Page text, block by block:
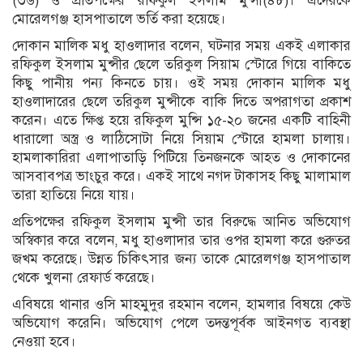
মোরেলগঞ্জ হাসপাতালে ভর্তি করা হয়েছে।
দোকান মালিক মধু হাওলাদার বলেন, ঘটনার সময় একই এলাকার
রফিকুল ইসলাম মুন্সীর ছেলে তরিকুল সিয়াম স্টোরে গিয়ে বাকিতে
কিছু পানীয় পন্য কিনতে চায়। ওই সময় দোকান মালিক মধু
হাওলাদারের ছেলে তরিকুল মুন্সীকে বাকি দিতে অপরাগতা প্রকাশ
করেন। এতে ক্ষিপ্ত হয়ে রফিকুল মুন্সি ১৫-২০ জনের একটি বাহিনী
ধারালো অস্ত্র ও লাঠিসোটা নিয়ে সিয়াম স্টোরে হামলা চালায়।
হামলাকারিরা এলাপাতাড়ি পিটিয়ে তিনজনকে আহত ও দোকানের
আসবাবপত্র ভাংচুর করে। একই সাথে নগদ টাকাসহ কিছু মালামাল
তারা হাতিয়ে নিয়ে যায়।
প্রতিপক্ষের রফিকুল ইসলাম মুন্সী তার বিরুদ্ধে আনিত অভিযোগ
অস্বিকার করে বলেন, মধু হাওলাদার তার ওপর হামলা করে গুরুতর
জখম করেছে। উন্নত চিকিৎসার জন্য তাকে মোরেলগঞ্জ হাসপাতাল
থেকে খুলনা রেফার্ড করেছে।
এবিষয়ে থানার ওসি মাহমুদুর রহমান বলেন, হামলার বিষয়ে কেউ
অভিযোগ করেনি। অভিযোগ পেলে তদন্তপূর্বক আইনগত ব্যবস্থা
নেওয়া হবে।